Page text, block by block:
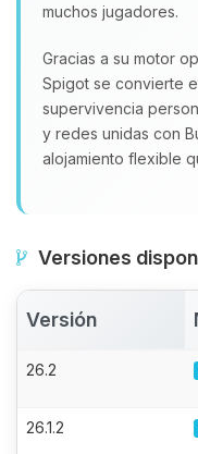
muchos jugadores.
Gracias a su motor
Spigot se convierte
supervivencia
y redes unidas con
alojamiento flexible
Versiones
Versión
26.2
26.1.2